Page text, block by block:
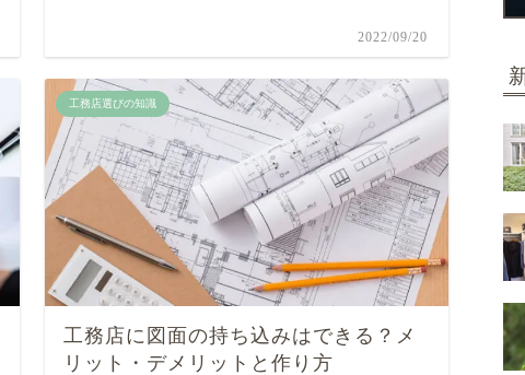
2022/09/20
工務店選びの知識
工務店に図面の持ち込みはできる？メ
リット・デメリットと作り方